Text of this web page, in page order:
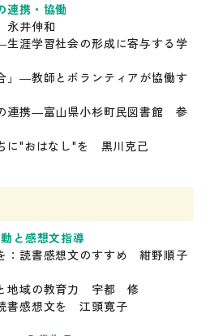
携・協働
永井伸和
生涯学習社会の形成に寄与する学
」―教師とボランティアが協働す
連携―富山県小杉町民図書館 参
に"おはなし"を 黒川克己
と感想文指導
：読書感想文のすすめ 紺野順子
と地域の教育力 宇都 修
書感想文を 江頭寛子